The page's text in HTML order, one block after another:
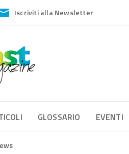
Iscriviti alla Newsletter
GLOSSARIO EVENTI